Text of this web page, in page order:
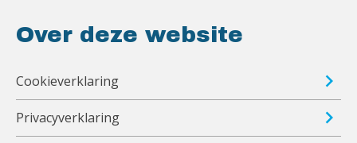
Over deze website
Cookieverklaring
Privacyverklaring